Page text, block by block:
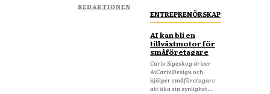
REDAKTIONEN
ENTREPRENÖRSKAP
AI kan bli en
tillväxtmotor för
småföretagare
Carin Sigeskog driver
AiCarinDesign och
hjälper småföretagare
att öka sin synlighet...